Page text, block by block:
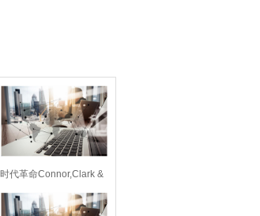
时代革命Connor,Clark &
Lunn研发Ella